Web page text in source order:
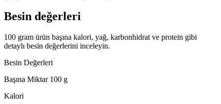
Besin değerleri
100 gram ürün başına kalori, yağ, karbonhidrat ve protein gibi
detaylı besin değerlerini inceleyin.
Besin Değerleri
Başına Miktar100 g
Kalori